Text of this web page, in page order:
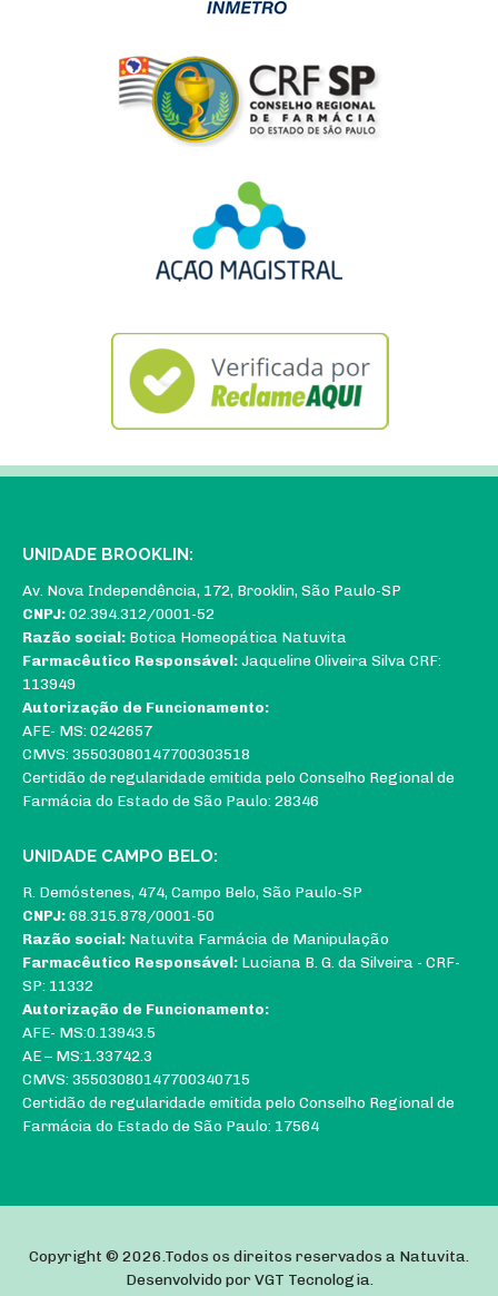
UNIDADE BROOKLIN:
Av. Nova Independência, 172, Brooklin, São Paulo-SP
CNPJ:02.394.312/0001-52
Razão social: Botica Homeopática Natuvita
Farmacêutico Responsável:Jaqueline Oliveira Silva CRF:
113949
Autorização de Funcionamento:
AFE- MS: 0242657
CMVS: 35503080147700303518
Certidão de regularidade emitida pelo Conselho Regional de
Farmácia do Estado de São Paulo: 28346
UNIDADE CAMPO BELO:
R. Demóstenes, 474, Campo Belo, São Paulo-SP
CNPJ:68.315.878/0001-50
Razão social: Natuvita Farmácia de Manipulação
Farmacêutico Responsável: Luciana B. G. da Silveira - CRF-
SP: 11332
Autorização de Funcionamento:
AFE- MS:0.13943.5
AE – MS:1.33742.3
CMVS: 35503080147700340715
Certidão de regularidade emitida pelo Conselho Regional de
Farmácia do Estado de São Paulo: 17564
Copyright © 2026.Todos os direitos reservados a Natuvita.
Desenvolvido por VGT Tecnologia.